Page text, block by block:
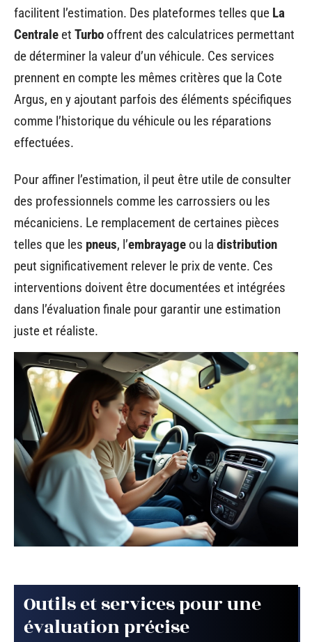
facilitent l’estimation. Des plateformes telles que La
Centrale et Turbo offrent des calculatrices permettant
de déterminer la valeur d’un véhicule. Ces services
prennent en compte les mêmes critères que la Cote
Argus, en y ajoutant parfois des éléments spécifiques
comme l’historique du véhicule ou les réparations
effectuées.
Pour affiner l’estimation, il peut être utile de consulter
des professionnels comme les carrossiers ou les
mécaniciens. Le remplacement de certaines pièces
telles que les pneus, l’embrayage ou la distribution
peut significativement relever le prix de vente. Ces
interventions doivent être documentées et intégrées
dans l’évaluation finale pour garantir une estimation
juste et réaliste.
Outils et services pour une
évaluation précise